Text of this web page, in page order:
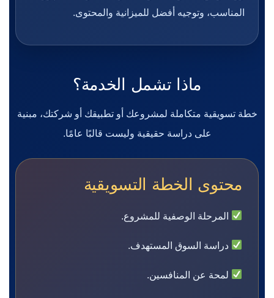
المناسب، وتوجيه أفضل للميزانية والمحتوى.
ماذا تشمل الخدمة؟
خطة تسويقية متكاملة لمشروعك أو تطبيقك أو شركتك، مبنية
على دراسة حقيقية وليست قالبًا عامًا.
محتوى الخطة التسويقية
المرحلة الوصفية للمشروع.
دراسة السوق المستهدف.
لمحة عن المنافسين.